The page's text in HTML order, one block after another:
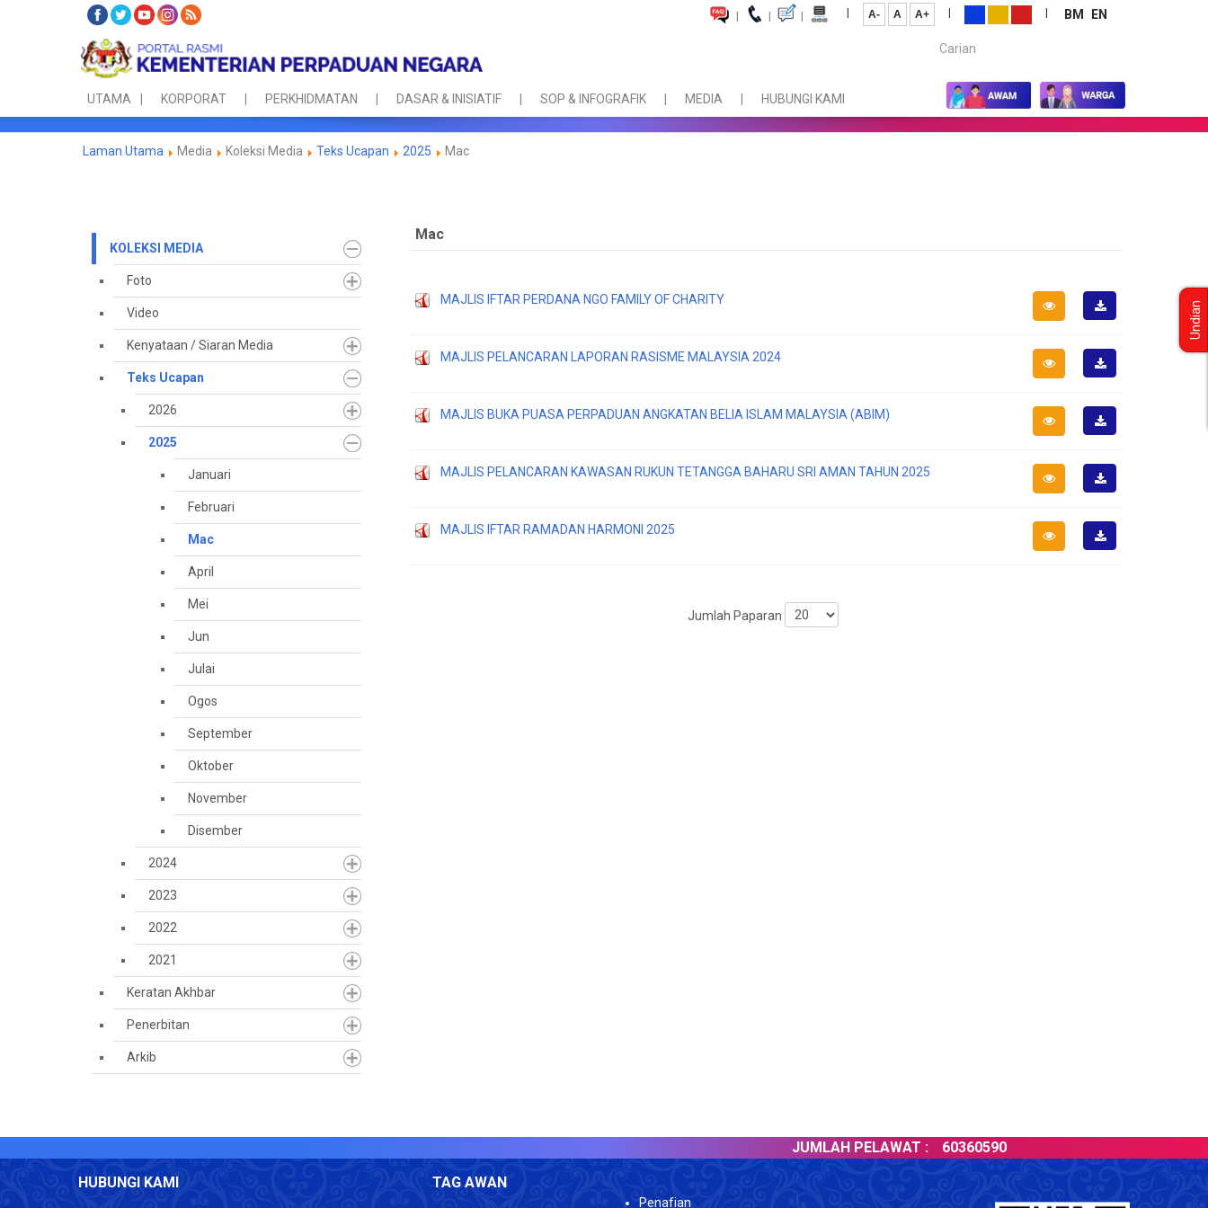
| | | | A- A A+ | | BM
EN
Carian...
UTAMA KORPORAT PERKHIDMATAN DASAR & INISIATIF SOP & INFOGRAFIK MEDIA HUBUNGI KAMI
Laman Utama Media Koleksi Media Teks Ucapan 2025 Mac
KOLEKSI MEDIA
Foto
Video
Kenyataan / Siaran Media
Teks Ucapan
2026
2025
Januari
Februari
Mac
April
Mei
Jun
Julai
Ogos
September
Oktober
November
Disember
2024
2023
2022
2021
Keratan Akhbar
Penerbitan
Arkib
Mac
MAJLIS IFTAR PERDANA NGO FAMILY OF CHARITY
MAJLIS PELANCARAN LAPORAN RASISME MALAYSIA 2024
MAJLIS BUKA PUASA PERPADUAN ANGKATAN BELIA ISLAM MALAYSIA (ABIM)
MAJLIS PELANCARAN KAWASAN RUKUN TETANGGA BAHARU SRI AMAN TAHUN 2025
MAJLIS IFTAR RAMADAN HARMONI 2025
Jumlah Paparan
JUMLAH PELAWAT : 60360590
HUBUNGI KAMI TAG AWAN
Penafian
Undian